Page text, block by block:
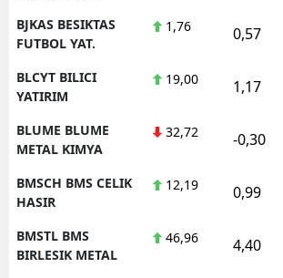
BJKAS BESIKTAS
FUTBOL YAT.
1,76 0,57
BLCYT BILICI
YATIRIM
19,00 1,17
BLUME BLUME
METAL KIMYA
32,72 -0,30
BMSCH BMS CELIK
HASIR
12,19 0,99
BMSTL BMS
BIRLESIK METAL
46,96 4,40